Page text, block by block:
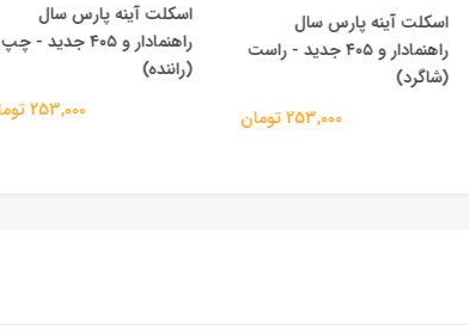
اسکلت آینه پارس سال
راهنمادار و ۴۰۵ جدید - راست
(شاگرد)
253,000 تومان
اسکلت آینه پارس سال
راهنمادار و ۴۰۵ جدید - چپ
(راننده)
253,000 تومان